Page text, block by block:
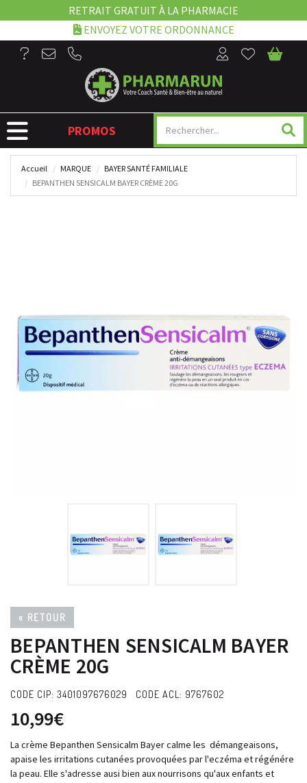
RETRAIT GRATUIT À LA PHARMACIE
ENVOYEZ VOTRE ORDONNANCE
NAVIGATION
PROMOS
Accueil MARQUE
BAYER SANTÉ FAMILIALE
BEPANTHEN SENSICALM BAYER CRÈME 20G
« RETOUR
BEPANTHEN SENSICALM BAYER
CRÈME 20G
CODE CIP: 3401097676029 CODE ACL: 9767602
10,99€
La crème Bepanthen Sensicalm Bayer calme les démangeaisons,
apaise les irritations cutanées provoquées par l'eczéma et régénére
la peau. Elle s'adresse ausi bien aux nourrisons qu'aux enfants et